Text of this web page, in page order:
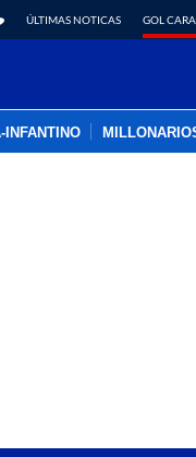
ÚLTIMAS NOTICAS GOL
INFANTINO